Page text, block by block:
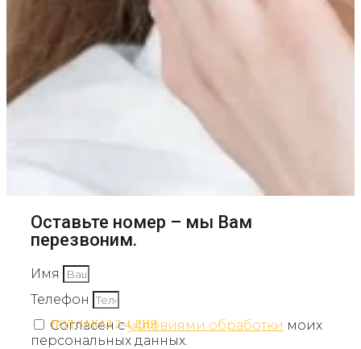
ПОД ЗАКАЗ 2-4 ДНЯ
Оставьте номер – мы Вам
перезвоним.
Имя
Телефон
Согласен сусловиями обработки моих
персональных данных.